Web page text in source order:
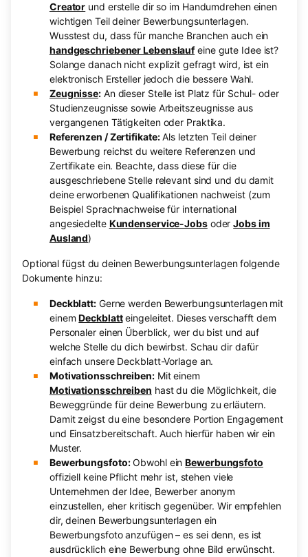
Creator und erstelle dir so im Handumdrehen einen
wichtigen Teil deiner Bewerbungsunterlagen.
Wusstest du, dass für manche Branchen auch ein
handgeschriebener Lebenslaufeine gute Idee ist?
Solange danach nicht explizit gefragt wird, ist ein
elektronisch Ersteller jedoch die bessere Wahl.
Zeugnisse:An dieser Stelle ist Platz für Schul- oder
Studienzeugnisse sowie Arbeitszeugnisse aus
vergangenen Tätigkeiten oder Praktika.
Referenzen / Zertifikate:Als letzten Teil deiner
Bewerbung reichst du weitere Referenzen und
Zertifikate ein. Beachte, dass diese für die
ausgeschriebene Stelle relevant sind und du damit
deine erworbenen Qualifikationen nachweist (zum
Beispiel Sprachnachweise für international
angesiedelte Kundenservice-JobsoderJobs im
Ausland)
Optional fügst du deinen Bewerbungsunterlagen folgende
Dokumente hinzu:
Deckblatt:Gerne werden Bewerbungsunterlagen mit
einemDeckblatteingeleitet. Dieses verschafft dem
Personaler einen Überblick, wer du bist und auf
welche Stelle du dich bewirbst. Schau dir dafür
einfach unsere Deckblatt-Vorlage an.
Motivationsschreiben:Mit einem
Motivationsschreiben hast du die Möglichkeit, die
Beweggründe für deine Bewerbung zu erläutern.
Damit zeigst du eine besondere Portion Engagement
und Einsatzbereitschaft. Auch hierfür haben wir ein
Muster.
Bewerbungsfoto:Obwohl einBewerbungsfoto
offiziell keine Pflicht mehr ist, stehen viele
Unternehmen der Idee, Bewerber anonym
einzustellen, eher kritisch gegenüber. Wir empfehlen
dir, deinen Bewerbungsunterlagen ein
Bewerbungsfoto anzufügen – es sei denn, es ist
ausdrücklich eine Bewerbung ohne Bild erwünscht.